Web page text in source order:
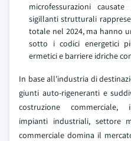
microfessurazioni
sigillanti strutturali
totale nel 2024, ma hanno
sotto i codici energetici
ermetici e barriere idriche
In base all'industria di
giunti auto-rigeneranti e
costruzione commerciale,
impianti industriali, settore
commerciale domina il